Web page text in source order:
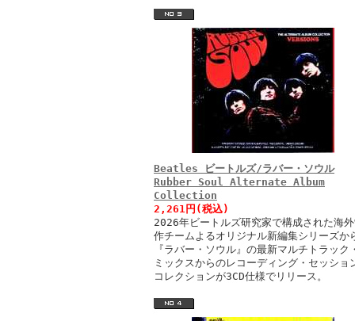
Beatles ビートルズ/ラバー・ソウル
Rubber Soul Alternate Album
Collection
2,261円(税込)
2026年ビートルズ研究家で構成された海
作チームよるオリジナル新編集シリーズか
『ラバー・ソウル』の最新マルチトラック
ミックスからのレコーディング・セッショ
コレクションが3CD仕様でリリース。